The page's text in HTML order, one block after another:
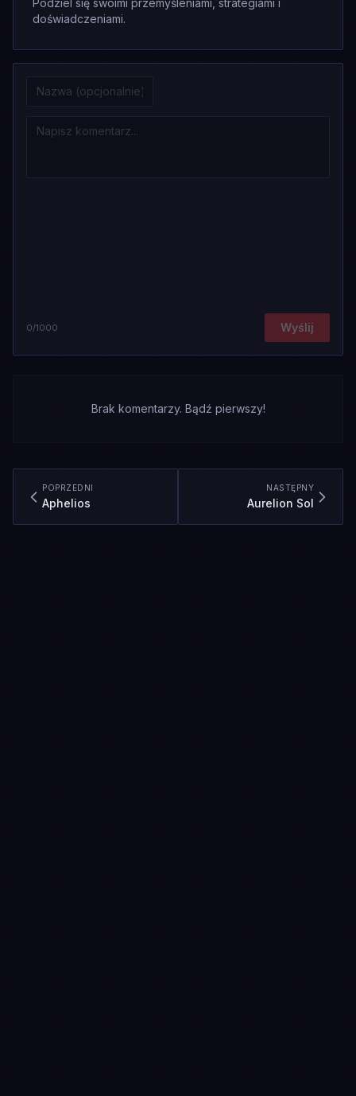
Podziel się swoimi przemyśleniami, strategiami i
doświadczeniami.
0/1000 Wyślij
Brak komentarzy. Bądź pierwszy!
POPRZEDNI
Aphelios
NASTĘPNY
Aurelion Sol